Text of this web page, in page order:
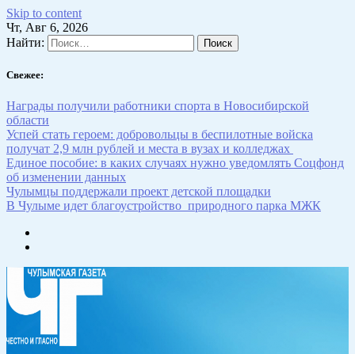
Skip to content
Чт, Авг 6, 2026
Найти:
Свежее:
Награды получили работники спорта в Новосибирской
области
Успей стать героем: добровольцы в беспилотные войска
получат 2,9 млн рублей и места в вузах и колледжах
Единое пособие: в каких случаях нужно уведомлять Соцфонд
об изменении данных
Чулымцы поддержали проект детской площадки
В Чулыме идет благоустройство природного парка МЖК